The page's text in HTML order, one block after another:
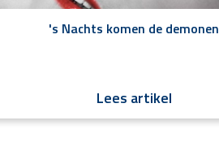
's Nachts komen de demonen
Lees artikel